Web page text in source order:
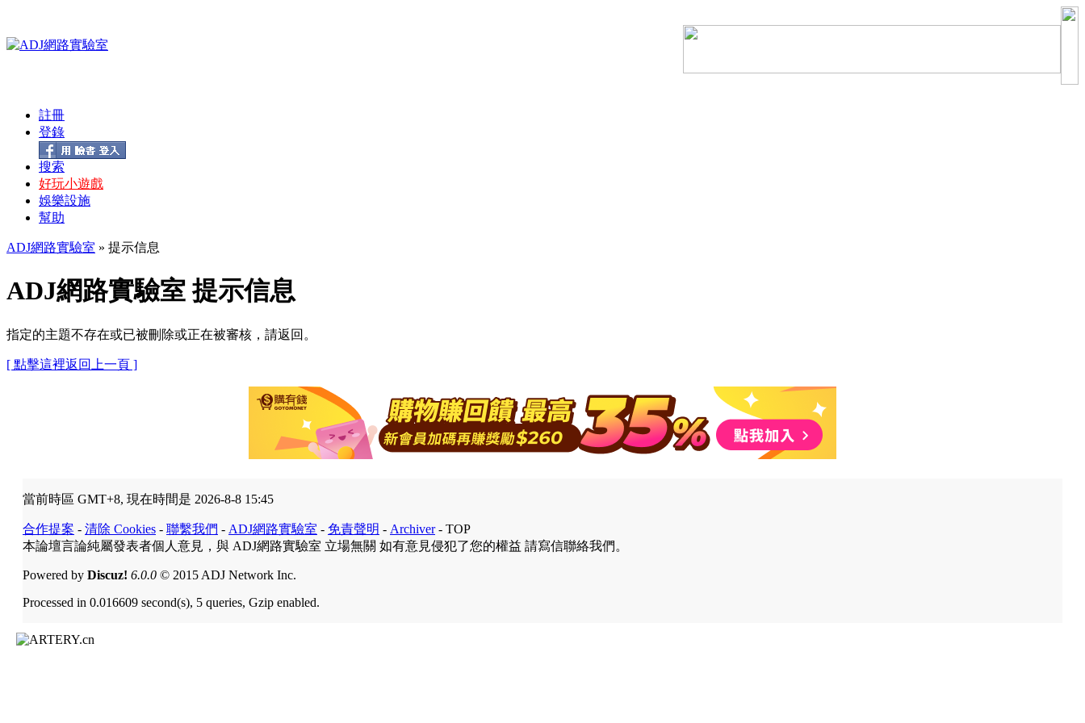
註冊
登錄
搜索
好玩小遊戲
娛樂設施
幫助
ADJ網路實驗室 » 提示信息
ADJ網路實驗室 提示信息
指定的主題不存在或已被刪除或正在被審核，請返回。
[ 點擊這裡返回上一頁 ]
當前時區 GMT+8, 現在時間是 2026-8-8 15:45
合作提案 - 清除 Cookies - 聯繫我們 - ADJ網路實驗室 - 免責聲明 - Archiver- TOP
本論壇言論純屬發表者個人意見，與 ADJ網路實驗室 立場無關 如有意見侵犯了您的權益 請寫信聯絡我們。
Powered by Discuz! 6.0.0 © 2015 ADJ Network Inc.
Processed in 0.016609 second(s), 5 queries, Gzip enabled.